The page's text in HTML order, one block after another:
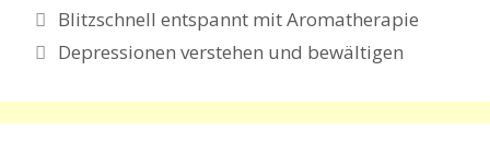
Blitzschnell entspannt mit Aromatherapie
Depressionen verstehen und bewältigen